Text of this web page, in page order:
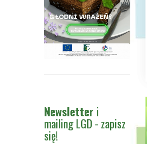
Newsletter i
mailing LGD - zapisz
się!